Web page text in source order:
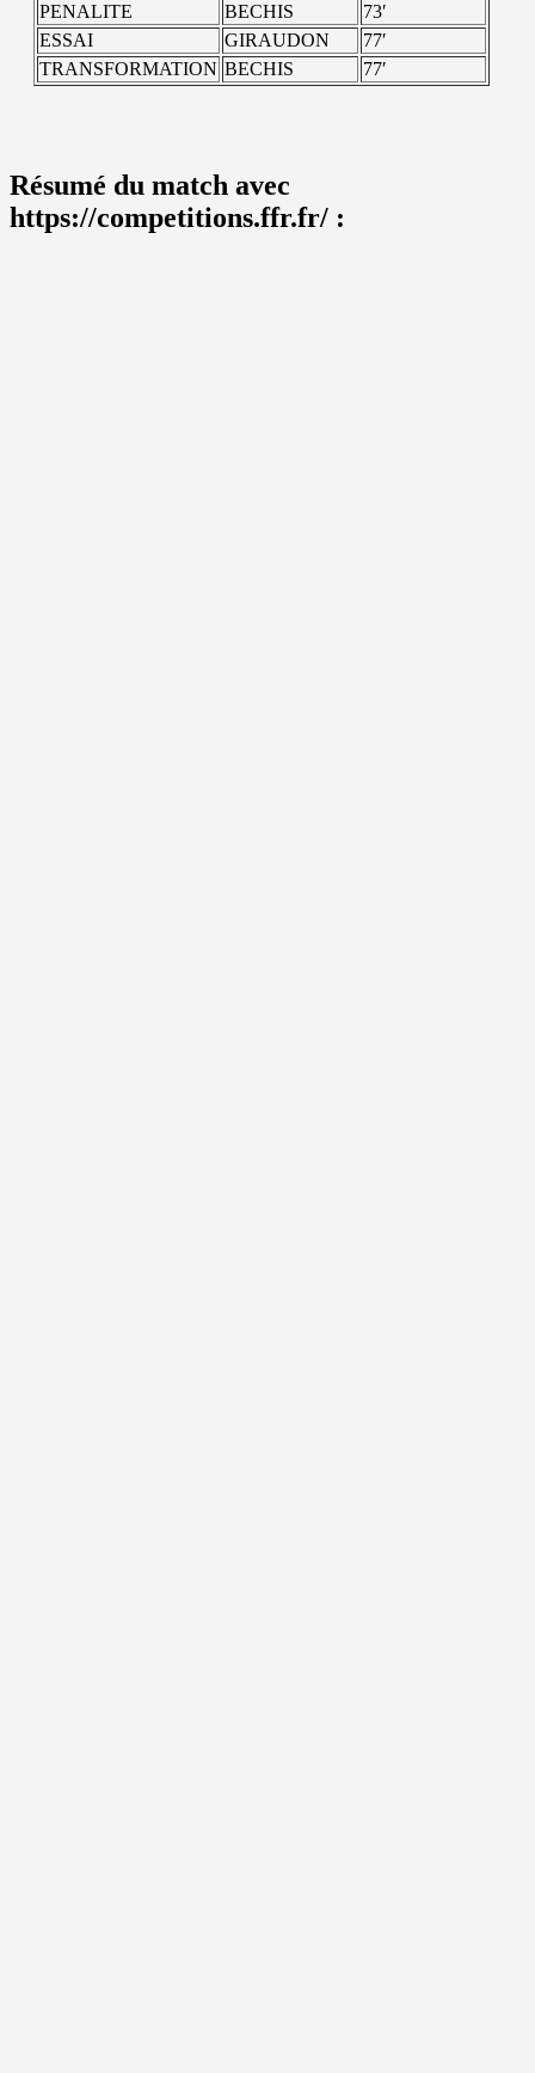
PENALITE
BECHIS
73′
ESSAI
GIRAUDON
77′
TRANSFORMATION BECHIS 77′
Résumé du match avec
https://competitions.ffr.fr/ :